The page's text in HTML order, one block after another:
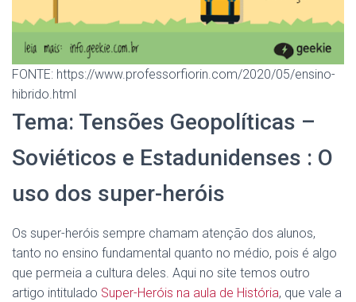
FONTE: https://www.professorfiorin.com/2020/05/ensino-
hibrido.html
Tema: Tensões Geopolíticas –
Soviéticos e Estadunidenses : O
uso dos super-heróis
Os super-heróis sempre chamam atenção dos alunos,
tanto no ensino fundamental quanto no médio, pois é algo
que permeia a cultura deles. Aqui no site temos outro
artigo intitulado Super-Heróis na aula de História, que vale a